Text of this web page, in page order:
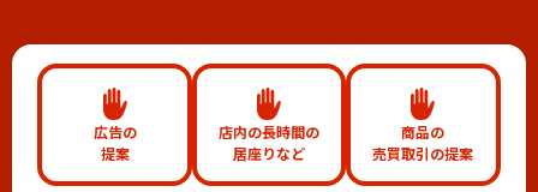
広告の
提案
店内の長時間の
居座りなど
商品の
売買取引の提案